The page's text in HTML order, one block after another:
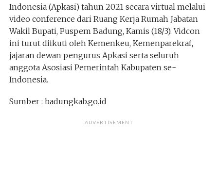
Indonesia (Apkasi) tahun 2021 secara virtual melalui
video conference dari Ruang Kerja Rumah Jabatan
Wakil Bupati, Puspem Badung, Kamis (18/3). Vidcon
ini turut diikuti oleh Kemenkeu, Kemenparekraf,
jajaran dewan pengurus Apkasi serta seluruh
anggota Asosiasi Pemerintah Kabupaten se-
Indonesia.
Sumber : badungkab.go.id
ADVERTISEMENT